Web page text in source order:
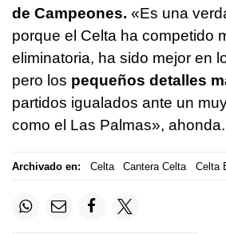
de Campeones. «Es una
porque el Celta ha competido
eliminatoria, ha sido mejor en
pero los pequeños detalles
partidos igualados ante un
como el Las Palmas», ahonda.
Archivado en: Celta Cantera Celta Celta